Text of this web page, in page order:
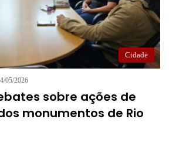
Cidade
05/2026
sobre ações de
monumentos de Rio